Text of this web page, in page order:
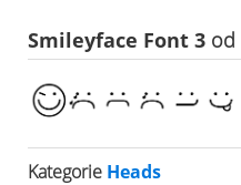
Smileyface Font 3 od
Kategorie Heads